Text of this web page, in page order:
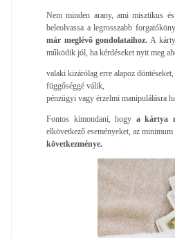
Nem minden arany, ami misztikus
beleolvassa a legrosszabb
már meglévő gondolataihoz. A
működik jól, ha kérdéseket nyit meg
valaki kizárólag erre alapoz döntéseket,
függőséggé válik,
pénzügyi vagy érzelmi manipulálásra
Fontos kimondani, hogy a kártya
elkövetkező eseményeket, az minimum
következménye.